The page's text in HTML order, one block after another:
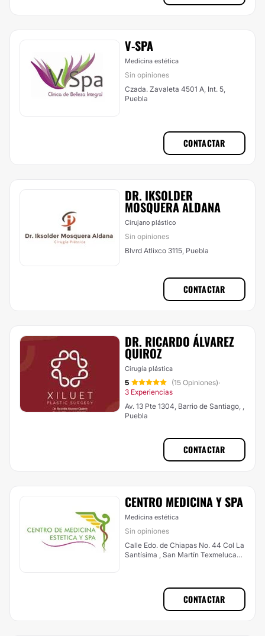
V-SPA
Medicina estética
Sin opiniones
Czada. Zavaleta 4501 A, Int. 5,
Puebla
CONTACTAR
DR. IKSOLDER
MOSQUERA ALDANA
Cirujano plástico
Sin opiniones
Blvrd Atlixco 3115, Puebla
CONTACTAR
DR. RICARDO ÁLVAREZ
QUIROZ
Cirugía plástica
5 (15 Opiniones)·
3 Experiencias
Av. 13 Pte 1304, Barrio de Santiago, ,
Puebla
CONTACTAR
CENTRO MEDICINA Y SPA
Medicina estética
Sin opiniones
Calle Edo. de Chiapas No. 44 Col La
Santísima , San Martín Texmelucan
CONTACTAR